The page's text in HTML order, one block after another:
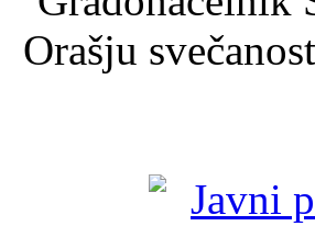
Orašju